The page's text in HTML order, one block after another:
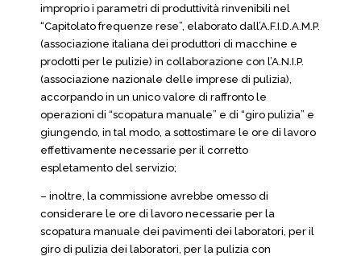
improprio i parametri di produttività rinvenibili nel
“Capitolato frequenze rese”, elaborato dall’A.F.I.D.A.M.P.
(associazione italiana dei produttori di macchine e
prodotti per le pulizie) in collaborazione con l’A.N.I.P.
(associazione nazionale delle imprese di pulizia),
accorpando in un unico valore di raffronto le
operazioni di “scopatura manuale” e di “giro pulizia” e
giungendo, in tal modo, a sottostimare le ore di lavoro
effettivamente necessarie per il corretto
espletamento del servizio;
– inoltre, la commissione avrebbe omesso di
considerare le ore di lavoro necessarie per la
scopatura manuale dei pavimenti dei laboratori, per il
giro di pulizia dei laboratori, per la pulizia con